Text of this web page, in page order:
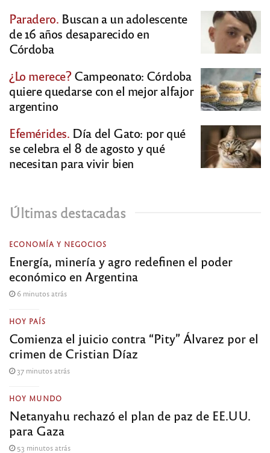
Paradero. Buscan a un adolescente
de 16 años desaparecido en
Córdoba
¿Lo merece?Campeonato: Córdoba
quiere quedarse con el mejor alfajor
argentino
Efemérides. Día del Gato: por qué
se celebra el 8 de agosto y qué
necesitan para vivir bien
Últimas destacadas
ECONOMÍA Y NEGOCIOS
Energía, minería y agro redefinen el poder
económico en Argentina
6 minutos atrás
HOY PAÍS
Comienza el juicio contra “Pity” Álvarez por el
crimen de Cristian Díaz
37 minutos atrás
HOY MUNDO
Netanyahu rechazó el plan de paz de EE.UU.
para Gaza
53 minutos atrás